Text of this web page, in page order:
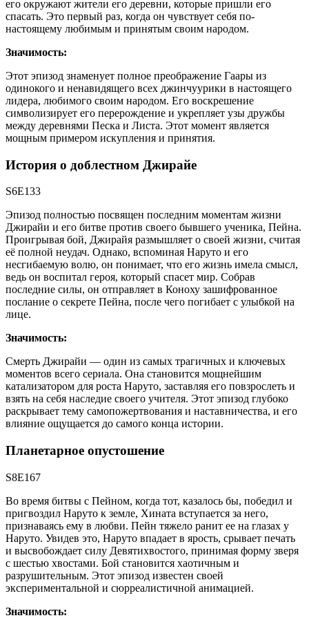
его окружают жители его деревни, которые пришли его
спасать. Это первый раз, когда он чувствует себя по-
настоящему любимым и принятым своим народом.
Значимость:
Этот эпизод знаменует полное преображение Гаары из
одинокого и ненавидящего всех джинчуурики в настоящего
лидера, любимого своим народом. Его воскрешение
символизирует его перерождение и укрепляет узы дружбы
между деревнями Песка и Листа. Этот момент является
мощным примером искупления и принятия.
История о доблестном Джирайе
S6E133
Эпизод полностью посвящен последним моментам жизни
Джирайи и его битве против своего бывшего ученика, Пейна.
Проигрывая бой, Джирайя размышляет о своей жизни, считая
её полной неудач. Однако, вспоминая Наруто и его
несгибаемую волю, он понимает, что его жизнь имела смысл,
ведь он воспитал героя, который спасет мир. Собрав
последние силы, он отправляет в Коноху зашифрованное
послание о секрете Пейна, после чего погибает с улыбкой на
лице.
Значимость:
Смерть Джирайи — один из самых трагичных и ключевых
моментов всего сериала. Она становится мощнейшим
катализатором для роста Наруто, заставляя его повзрослеть и
взять на себя наследие своего учителя. Этот эпизод глубоко
раскрывает тему самопожертвования и наставничества, и его
влияние ощущается до самого конца истории.
Планетарное опустошение
S8E167
Во время битвы с Пейном, когда тот, казалось бы, победил и
пригвоздил Наруто к земле, Хината вступается за него,
признаваясь ему в любви. Пейн тяжело ранит ее на глазах у
Наруто. Увидев это, Наруто впадает в ярость, срывает печать
и высвобождает силу Девятихвостого, принимая форму зверя
с шестью хвостами. Бой становится хаотичным и
разрушительным. Этот эпизод известен своей
экспериментальной и сюрреалистичной анимацией.
Значимость: